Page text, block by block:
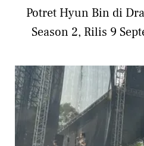
Potret Hyun Bin di
Season 2, Rilis 9